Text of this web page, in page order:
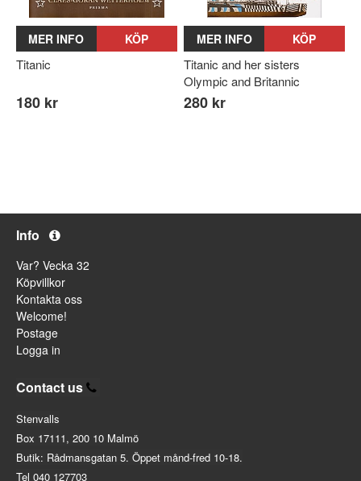
MER INFO KÖP
Titanic
180 kr
MER INFO KÖP
Titanic and her sisters
Olympic and Britannic
280 kr
Info
Var? Vecka 32
Köpvillkor
Kontakta oss
Welcome!
Postage
Logga in
Contact us
Stenvalls
Box 17111, 200 10 Malmö
Butik: Rådmansgatan 5. Öppet månd-fred 10-18.
Tel 040 127703